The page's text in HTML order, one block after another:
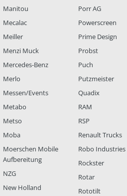
Manitou
Mecalac
Meiller
Menzi Muck
Mercedes-Benz
Merlo
Messen/Events
Metabo
Metso
Moba
Moerschen Mobile
Aufbereitung
NZG
New Holland
Porr AG
Powerscreen
Prime Design
Probst
Puch
Putzmeister
Quadix
RAM
RSP
Renault Trucks
Robo Industries
Rockster
Rotar
Rototilt